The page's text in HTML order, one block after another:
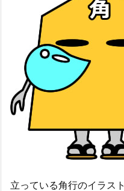
立っている角行のイラスト